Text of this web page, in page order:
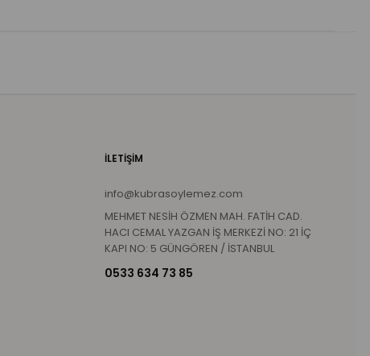
İLETİŞİM
info@kubrasoylemez.com
MEHMET NESİH ÖZMEN MAH. FATİH CAD.
HACI CEMAL YAZGAN İŞ MERKEZİ NO: 21 İÇ
KAPI NO: 5 GÜNGÖREN / İSTANBUL
0533 634 73 85